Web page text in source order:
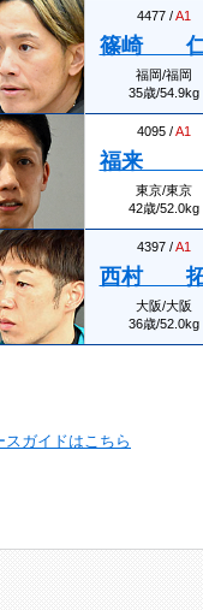
4477 /A1
篠崎 仁
福岡/福岡
35歳/54.9kg
4095 /A1
福来
東京/東京
42歳/52.0kg
4397 /A1
西村 拓
大阪/大阪
36歳/52.0kg
スガイドはこちら